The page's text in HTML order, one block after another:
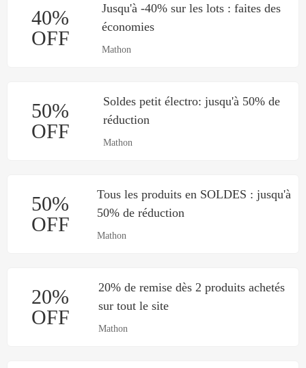
40%
OFF
Jusqu'à -40% sur les lots : faites des
économies
Mathon
50%
OFF
Soldes petit électro: jusqu'à 50% de
réduction
Mathon
50%
OFF
Tous les produits en SOLDES : jusqu'à
50% de réduction
Mathon
20%
OFF
20% de remise dès 2 produits achetés
sur tout le site
Mathon